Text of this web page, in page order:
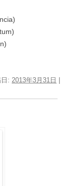
日: 2013年3月31日